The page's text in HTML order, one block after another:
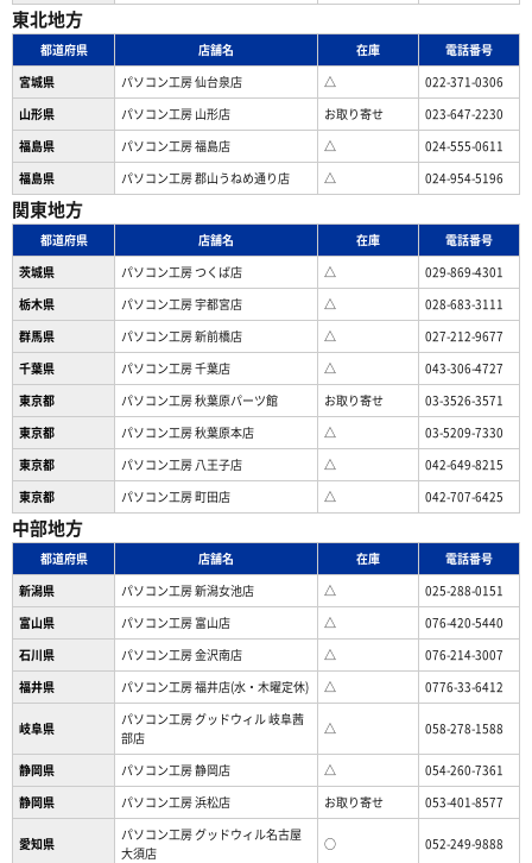
東北地方
都道府県 店舗名 在庫
電話番号
宮城県
パソコン工房 仙台泉店 △
022-371-0306
山形県
パソコン工房 山形店 お取り寄せ
023-647-2230
福島県
パソコン工房 福島店 △
024-555-0611
福島県
パソコン工房 郡山うねめ通り店 △ 024-954-5196
関東地方
都道府県 店舗名 在庫
電話番号
茨城県
パソコン工房 つくば店 △
029-869-4301
栃木県
パソコン工房 宇都宮店 △
028-683-3111
群馬県
パソコン工房 新前橋店 △
027-212-9677
千葉県
パソコン工房 千葉店 △
043-306-4727
東京都
パソコン工房 秋葉原パーツ館 お取り寄せ
03-3526-3571
東京都
パソコン工房 秋葉原本店 △
03-5209-7330
東京都
パソコン工房 八王子店 △
042-649-8215
東京都
パソコン工房 町田店 △ 042-707-6425
中部地方
都道府県 店舗名 在庫
電話番号
新潟県
パソコン工房 新潟女池店 △
025-288-0151
富山県
パソコン工房 富山店 △
076-420-5440
石川県
パソコン工房 金沢南店 △
076-214-3007
福井県
パソコン工房 福井店(水・木曜定休) △ 0776-33-6412
岐阜県
パソコン工房 グッドウィル 岐阜茜
部店
△ 058-278-1588
静岡県 パソコン工房 静岡店 △
054-260-7361
静岡県
パソコン工房 浜松店 お取り寄せ 053-401-8577
愛知県
パソコン工房 グッドウィル名古屋
大須店
○ 052-249-9888